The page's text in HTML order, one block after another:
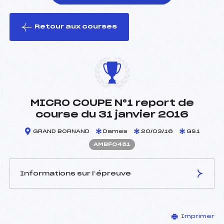
le ski
Retour aux courses
MICRO COUPE N°1 report de
course du 31 janvier 2016
GRAND BORNAND Dames 20/03/16 GS1
AMBF0451
Informations sur l’épreuve
CHALANSONNET ROGER
Imprimer